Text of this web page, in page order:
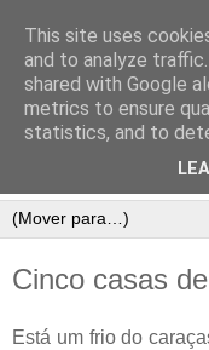
Cinco casas
Está um frio do
This site uses
and to analyze
shared with Google
metrics to ensure
statistics, and to